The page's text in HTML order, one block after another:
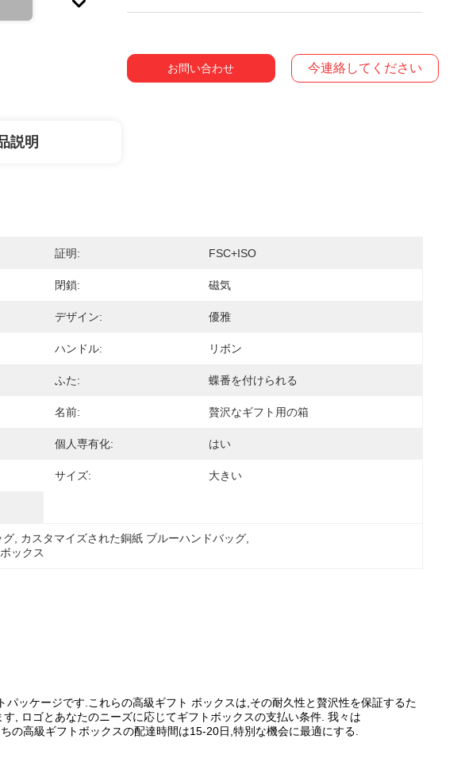
お問い合わせ 今連絡してください
説明
証明: FSC+ISO
閉鎖: 磁気
デザイン: 優雅
ハンドル: リボン
ふた: 蝶番を付けられる
名前: 贅沢なギフト用の箱
個人専有化: はい
サイズ: 大きい
グ カスタマイズされた銅紙 ブルーハンドバッグ
ックス
ッケージです.これらの高級ギフト ボックスは,その耐久性と贅沢性を保証するた
, ロゴとあなたのニーズに応じてギフトボックスの支払い条件. 我々は
の高級ギフトボックスの配達時間は15-20日,特別な機会に最適にする.